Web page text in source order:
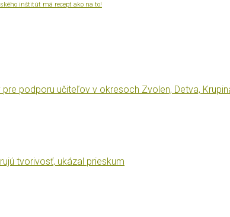
inštitút má recept ako na to!
podporu učiteľov v okresoch Zvolen, Detva,
tvorivosť, ukázal prieskum